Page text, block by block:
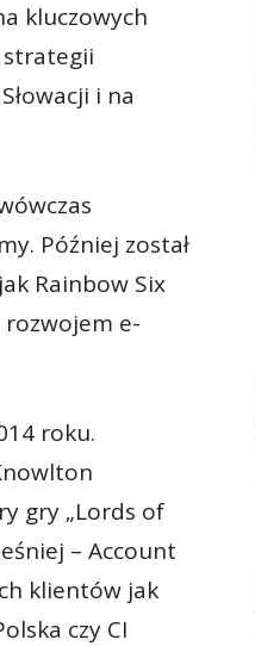
kluczowych
i na
Później został
Rainbow Six
rozwojem e-
roku.
gry „Lords of
– Account
klientów jak
czy CI